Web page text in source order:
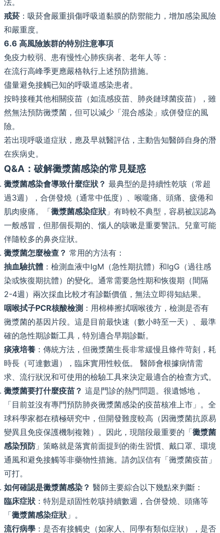
法。
戒菸：吸菸會嚴重損傷呼吸道黏膜的防禦能力，增加感染風險
和嚴重度。
6.6 高風險族群的特別注意事項
免疫力較弱、患有慢性心肺疾病者、老年人等：
在流行高峰季更應嚴格執行上述預防措施。
儘量避免接觸已知的呼吸道感染患者。
按時接種其他相關疫苗（如流感疫苗、肺炎鏈球菌疫苗），雖
然無法預防黴漿菌，但可以減少「混合感染」或併發症的風
險。
若出現呼吸道症狀，應及早就醫評估，主動告知醫師自身的潛
在疾病史。
Q&A：破解黴漿菌感染的常見疑惑
黴漿菌感染會導致什麼症狀？ 最典型的是持續性乾咳（常超
過3週），合併發燒（通常中低度）、喉嚨痛、頭痛、疲倦和
肌肉痠痛。「黴漿菌感染症狀 」有時較不典型，容易被誤認為
一般感冒，但那個長期的、惱人的咳嗽是重要警訊。兒童可能
伴隨較多的鼻炎症狀。
黴漿菌怎麼檢查？ 常用的方法有：
抽血驗抗體 ：檢測血液中IgM（急性期抗體）和IgG（過往感
染或恢復期抗體）的變化。通常需要急性期和恢復期（間隔
2-4週）兩次採血比較才有診斷價值，無法立即得知結果。
咽喉拭子PCR核酸檢測 ：用棉棒擦拭咽喉後方，檢測是否有
黴漿菌的基因片段。這是目前最快速（數小時至一天）、最準
確的急性期診斷工具，特別適合早期診斷。
痰液培養 ：傳統方法，但黴漿菌生長非常緩慢且條件苛刻，耗
時長（可達數週），臨床實用性較低。 醫師會根據病情需
求、流行狀況和可使用的檢驗工具來決定最適合的檢查方式。
黴漿菌要打什麼疫苗？ 這是門診的熱門問題。很遺憾地，
「目前並沒有專門預防肺炎黴漿菌感染的疫苗核准上市」。全
球科學家都在積極研究中，但開發難度較高（因黴漿菌抗原易
變異且免疫保護機制複雜）。因此，現階段最重要的「黴漿菌
感染預防」策略就是落實前面提到的衛生習慣、戴口罩、環境
通風和避免接觸等非藥物性措施。請勿誤信有「黴漿菌疫苗」
可打。
如何確認是黴漿菌感染？ 醫師主要綜合以下幾點來判斷：
臨床症狀 ：特別是頑固性乾咳持續數週，合併發燒、頭痛等
「黴漿菌感染症狀 」。
流行病學 ：是否有接觸史（如家人、同學有類似症狀），是否